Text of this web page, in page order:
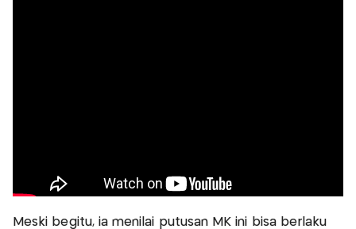
Meski begitu, ia menilai putusan MK ini bisa berlaku